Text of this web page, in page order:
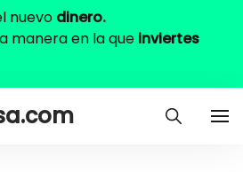
nuevo dinero.
manera en la que inviertes